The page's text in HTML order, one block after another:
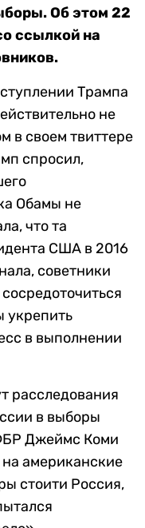
Об этом 22
ссылкой на
Трампа
не
в своем твиттере
спросил,
Обамы не
что та
США в 2016
советники
укрепить
в выполнении
расследования
в выборы
Джеймс Коми
на американские
стоити Россия,